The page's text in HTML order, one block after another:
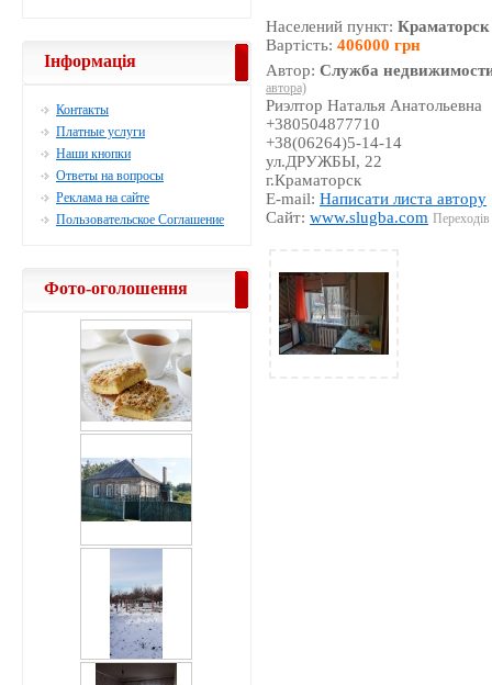
Населений пункт:Краматорск
Вартість:406000 грн
Автор:Служба
автора)
Риэлтор Наталья Анатольевна
+380504877710
+38(06264)5-14-14
ул.ДРУЖБЫ, 22
г.Краматорск
E-mail:Написати листа автору
Сайт:www.slugba.com
Інформація
Контакты
Платные услуги
Наши кнопки
Ответы на вопросы
Реклама на сайте
Пользовательское Соглашение
Фото-оголошення